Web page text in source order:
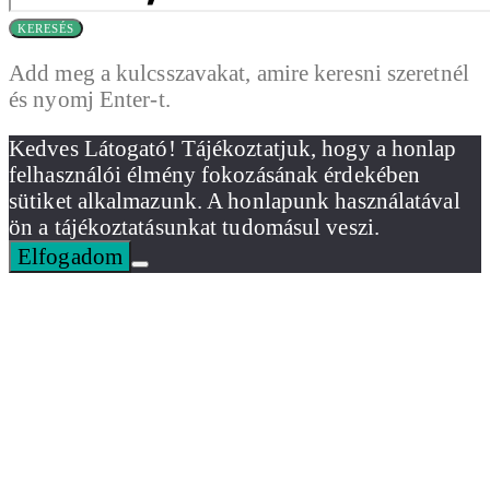
KERESÉS
Add meg a kulcsszavakat, amire keresni szeretnél
és nyomj Enter-t.
Kedves Látogató! Tájékoztatjuk, hogy a honlap
felhasználói élmény fokozásának érdekében
sütiket alkalmazunk. A honlapunk használatával
ön a tájékoztatásunkat tudomásul veszi.
Elfogadom